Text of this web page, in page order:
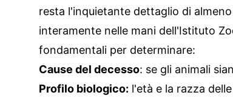
resta l'inquietante dettaglio di
interamente nelle mani dell'Istituto
fondamentali per determinare:
Cause del decesso: se gli animali
Profilo biologico: l'età e la razza